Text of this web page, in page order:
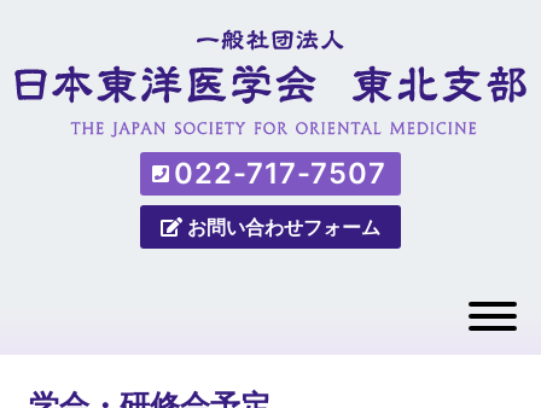
022-717-7507
お問い合わせフォーム